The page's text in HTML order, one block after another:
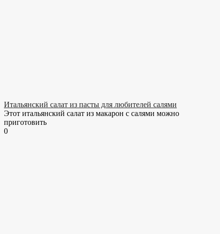
Итальянский салат из пасты для любителей салями
Этот итальянский салат из макарон с салями можно
приготовить
0